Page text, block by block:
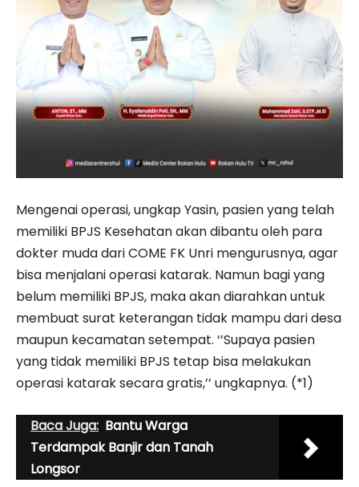
Mengenai operasi, ungkap Yasin, pasien yang telah
memiliki BPJS Kesehatan akan dibantu oleh para
dokter muda dari COME FK Unri mengurusnya, agar
bisa menjalani operasi katarak. Namun bagi yang
belum memiliki BPJS, maka akan diarahkan untuk
membuat surat keterangan tidak mampu dari desa
maupun kecamatan setempat. ‘’Supaya pasien
yang tidak memiliki BPJS tetap bisa melakukan
operasi katarak secara gratis,’’ ungkapnya. (*1)
Baca Juga: Bantu Warga
Terdampak Banjir dan Tanah
Longsor